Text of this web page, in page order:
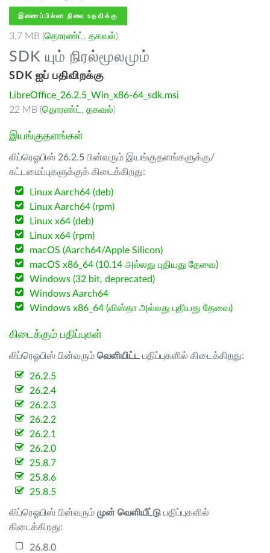
இணைப்பில்லா நிலை உதவிக்கு
3.7 MB (தொரண்ட் , தகவல்)
SDK யும் நிரல்மூலமும்
SDK ஐப் பதிவிறக்கு
LibreOffice_26.2.5_Win_x86-64_sdk.msi
22 MB (தொரண்ட் , தகவல்)
இயங்குதளங்கள்
லிப்ரெஓபிஸ் 26.2.5 பின்வரும் இயங்குதளங்களுக்கு/
கட்டமைப்புகளுக்குக் கிடைக்கிறது:
Linux Aarch64 (deb)
Linux Aarch64 (rpm)
Linux x64 (deb)
Linux x64 (rpm)
macOS (Aarch64/Apple Silicon)
macOS x86_64 (10.14 அல்லது புதியது தேவை)
Windows (32 bit, deprecated)
Windows Aarch64
Windows x86_64 (விஸ்தா அல்லது புதியது தேவை)
கிடைக்கும் பதிப்புகள்
லிப்ரெஓபிஸ் பின்வரும் வெளியிட்ட பதிப்புகளில் கிடைக்கிறது:
26.2.5
26.2.4
26.2.3
26.2.2
26.2.1
26.2.0
25.8.7
25.8.6
25.8.5
லிப்ரெஓபிஸ் பின்வரும் முன் வெளியீட்டு பதிப்புகளில்
கிடைக்கிறது:
26.8.0